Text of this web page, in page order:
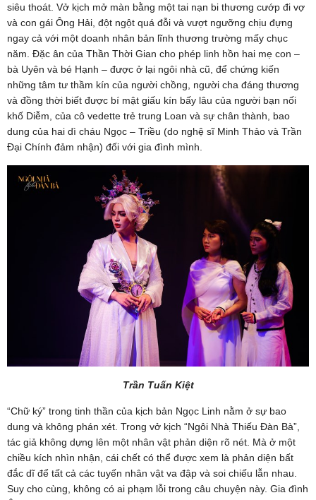
siêu thoát. Vở kịch mở màn bằng một tai nạn bi thương cướp đi vợ
và con gái Ông Hải, đột ngột quá đỗi và vượt ngưỡng chịu đựng
ngay cả với một doanh nhân bản lĩnh thương trường mấy chục
năm. Đặc ân của Thần Thời Gian cho phép linh hồn hai mẹ con –
bà Uyên và bé Hạnh – được ở lại ngôi nhà cũ, để chứng kiến
những tâm tư thầm kín của người chồng, người cha đáng thương
và đồng thời biết được bí mật giấu kín bấy lâu của người bạn nối
khố Diễm, của cô vedette trẻ trung Loan và sự chân thành, bao
dung của hai dì cháu Ngọc – Triều (do nghệ sĩ Minh Thảo và Trần
Đại Chính đảm nhận) đối với gia đình mình.
Trần Tuấn Kiệt
“Chữ ký” trong tinh thần của kịch bản Ngọc Linh nằm ở sự bao
dung và không phán xét. Trong vở kịch “Ngôi Nhà Thiếu Đàn Bà”,
tác giả không dựng lên một nhân vật phản diện rõ nét. Mà ở một
chiều kích nhìn nhận, cái chết có thể được xem là phản diện bất
đắc dĩ để tất cả các tuyến nhân vật va đập và soi chiếu lẫn nhau.
Suy cho cùng, không có ai phạm lỗi trong câu chuyện này. Gia đình